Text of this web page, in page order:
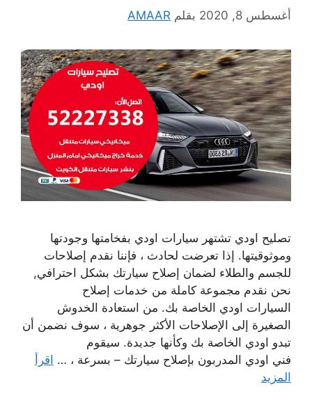
أغسطس 8, 2020 بقلم AMAAR
تصليح اودي تشتهر سيارات اودي بفخامتها وجودتها
وموثوقيتها. إذا تعرضت لحادث ، فإننا نقدم إصلاحات
للجسم والطلاء لضمان إصلاح سيارتك بشكل احترافي,
نحن نقدم مجموعة كاملة من خدمات إصلاح
السيارات اودي الخاصة بك. من استعادة الخدوش
الصغيرة إلى الإصلاحات الأكثر جوهرية ، سوف نضمن أن
تبدو اودي الخاصة بك وكأنها جديدة. سيقوم
فني اودي المدربون بإصلاح سيارتك – بسرعة ، … اقرأ
المزيد